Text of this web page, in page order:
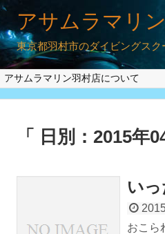
アサムラマリ
東京都羽村市のダイビングスク
アサムラマリン羽村店について
「 日別：2015年
い
おこら